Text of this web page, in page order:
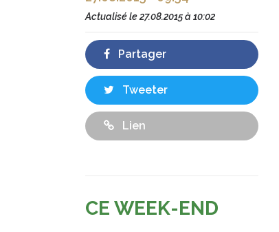
Actualisé le27.08.2015 à 10:02
Partager
Tweeter
Lien
CE WEEK-END